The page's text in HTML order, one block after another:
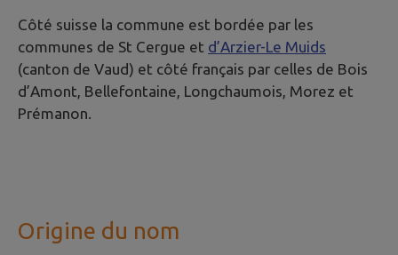
Côté suisse la commune est bordée par les
communes de St Cergue et d’Arzier-Le Muids
(canton de Vaud) et côté français par celles de Bois
d’Amont, Bellefontaine, Longchaumois, Morez et
Prémanon.
Origine du nom